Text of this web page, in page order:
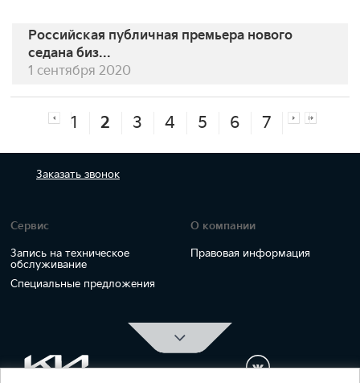
Российская публичная премьера нового
седана биз...
1 сентября 2020
1 2 3 4 5 6 7
Заказать звонок
Сервис
Запись на техническое
обслуживание
Специальные предложения
О компании
Правовая информация